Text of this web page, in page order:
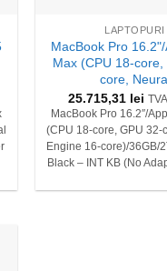
LAPTOPURI
MacBook Pro
Max (CPU 18-core,
core,
25.715,31 lei
MacBook Pro 16.2″/
(CPU 18-core, GPU 32-
Engine 16-core)/36GB/
Black – INT KB (No